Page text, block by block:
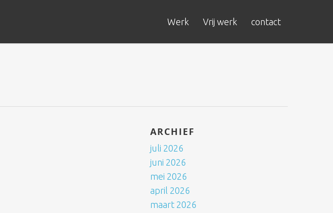
Werk Vrij werk contact
ARCHIEF
juli 2026
juni 2026
mei 2026
april 2026
maart 2026